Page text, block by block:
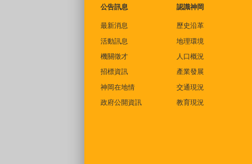
公告訊息
最新消息
活動訊息
機關徵才
招標資訊
神岡在地情
政府公開資訊
認識神岡
歷史沿革
地理環境
人口概況
產業發展
交通現況
教育現況